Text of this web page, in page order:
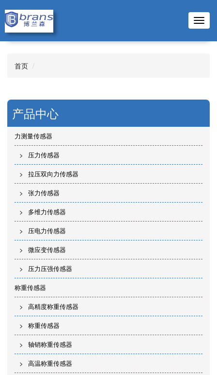
首页
产品中心
力测量传感器
压力传感器
拉压双向力传感器
张力传感器
多维力传感器
压电力传感器
微应变传感器
压力压强传感器
称重传感器
高精度称重传感器
称重传感器
轴销称重传感器
高温称重传感器